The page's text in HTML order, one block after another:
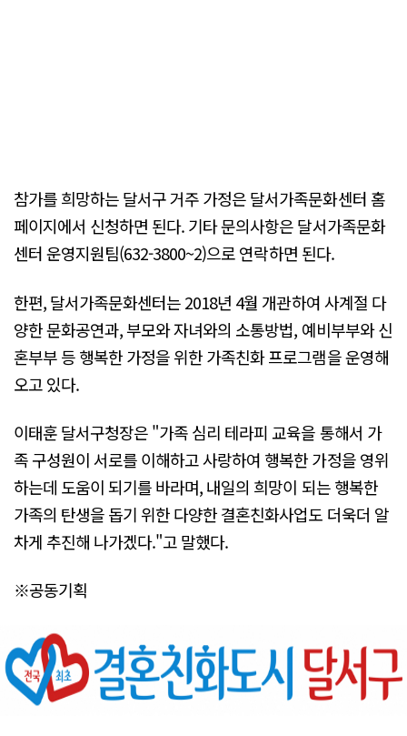
참가를 희망하는 달서구 거주 가정은 달서가족문화센터 홈
페이지에서 신청하면 된다. 기타 문의사항은 달서가족문화
센터 운영지원팀(632-3800~2)으로 연락하면 된다.
한편, 달서가족문화센터는 2018년 4월 개관하여 사계절 다
양한 문화공연과, 부모와 자녀와의 소통방법, 예비부부와 신
혼부부 등 행복한 가정을 위한 가족친화 프로그램을 운영해
오고 있다.
이태훈 달서구청장은 "가족 심리 테라피 교육을 통해서 가
족 구성원이 서로를 이해하고 사랑하여 행복한 가정을 영위
하는데 도움이 되기를 바라며, 내일의 희망이 되는 행복한
가족의 탄생을 돕기 위한 다양한 결혼친화사업도 더욱더 알
차게 추진해 나가겠다."고 말했다.
※공동기획